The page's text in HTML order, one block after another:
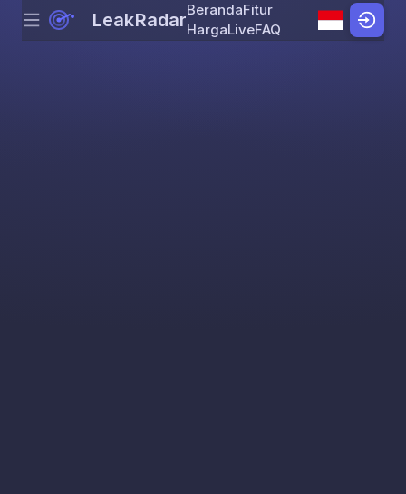
Skip to content
Menu LeakRadarBerandaFitur
HargaLiveFAQ